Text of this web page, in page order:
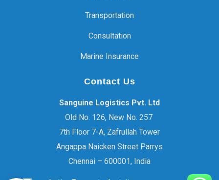
Transportation
Consultation
Marine Insurance
Contact Us
Sanguine Logistics Pvt. Ltd
Old No. 126, New No. 257
7th Floor 7-A, Zafrullah Tower
Angappa Naicken Street Parrys
Chennai – 600001, India